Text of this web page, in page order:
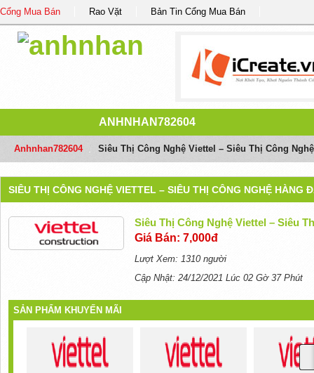
Cổng Mua Bán Rao Vặt Bản Tin Cổng Mua Bán
ANHNHAN782604
Anhnhan782604 Siêu Thị Công Nghệ Viettel – Siêu Thị Công
SIÊU THỊ CÔNG NGHỆ VIETTEL – SIÊU THỊ CÔNG NGHỆ HÀNG
Siêu Thị Công Nghệ Viettel – Siêu
Giá Bán: 7,000đ
Lượt Xem: 1310 người
Cập Nhật: 24/12/2021 Lúc 02 Gờ 37 Phút
SẢN PHẨM KHUYẾN MÃI